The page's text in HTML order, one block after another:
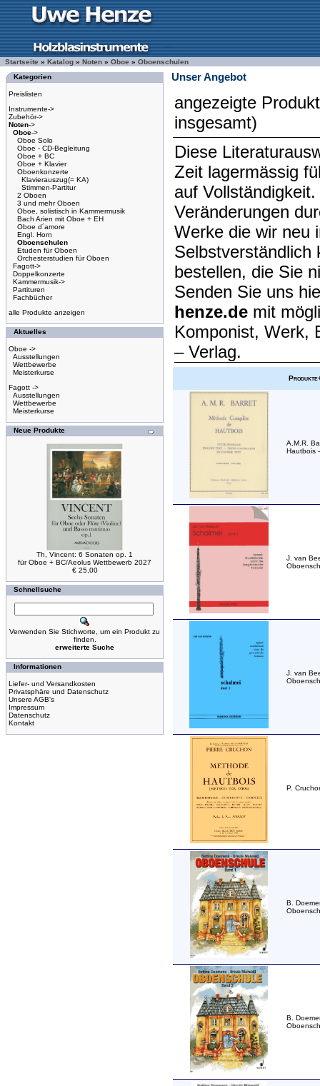
Startseite » Katalog » Noten » Oboe » Oboenschulen
Kategorien
Preislisten
Instrumente->
Zubehör->
Noten->
Oboe->
Oboe Solo
Oboe - CD-Begleitung
Oboe + BC
Oboe + Klavier
Oboenkonzerte
Klavierauszug(= KA)
Stimmen-Partitur
2 Oboen
3 und mehr Oboen
Oboe, solistisch in Kammermusik
Bach Arien mit Oboe + EH
Oboe d´amore
Engl. Horn
Oboenschulen
Etuden für Oboen
Orchesterstudien für Oboen
Fagott->
Doppelkonzerte
Kammermusik->
Partituren
Fachbücher
alle Produkte anzeigen
Aktuelles
Oboe ->
Ausstellungen
Wettbewerbe
Meisterkurse
Fagott ->
Ausstellungen
Wettbewerbe
Meisterkurse
Neue Produkte
Th, Vincent: 6 Sonaten op. 1
für Oboe + BC/Aeolus Wettbewerb 2027
€ 25,00
Schnellsuche
Verwenden Sie Stichworte, um ein Produkt zu
finden.
erweiterte Suche
Informationen
Liefer- und Versandkosten
Privatsphäre und Datenschutz
Unsere AGB's
Impressum
Datenschutz
Kontakt
Unser Angebot
angezeigte
insgesamt)
Diese
Zeit lagermässig
auf
Veränderungen
Werke die wir neu
Selbstverständlich
bestellen, die Sie
Senden Sie uns
henze.de mit
Komponist, Werk,
– Verlag.
A.M.R.
Hautbois
J. van
J. van
P.
B.
B.